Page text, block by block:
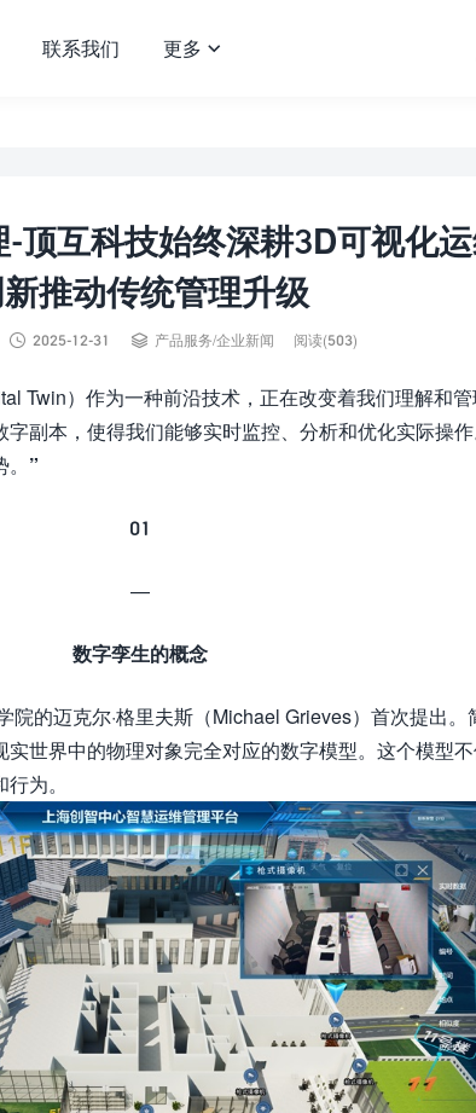
联系我们 更多 
顶互科技始终深耕3D可视化
推动传统管理升级
 2025-12-31  产品服务/企业新闻 阅读(503)
Twin）作为一种前沿技术，正在改变着我们理解和
副本，使得我们能够实时监控、分析和优化实际操
”
01
—
数字孪生的概念
的迈克尔·格里夫斯（Michael Grieves）首次提出。
世界中的物理对象完全对应的数字模型。这个模型
为。